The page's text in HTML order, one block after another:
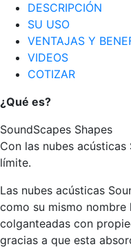
DESCRIPCIÓN
SU USO
VENTAJAS Y
VIDEOS
COTIZAR
¿Qué es?
SoundScapes Shapes
Con las nubes acústicas
límite.
Las nubes acústicas
como su mismo nombre
colganteadas con
gracias a que esta